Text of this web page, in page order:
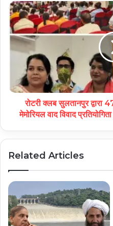
रोटरी क्लब सुलतानपुर द्वारा
मेमोरियल वाद विवाद
Related Articles